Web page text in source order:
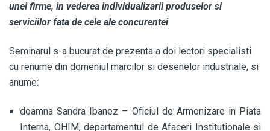
unei firme, in vederea individualizarii produselor si
serviciilor fata de cele ale concurentei
Seminarul s-a bucurat de prezenta a doi lectori specialisti
cu renume din domeniul marcilor si desenelor industriale, si
anume:
doamna Sandra Ibanez – Oficiul de Armonizare in Piata
Interna, OHIM, departamentul de Afaceri Institutionale si